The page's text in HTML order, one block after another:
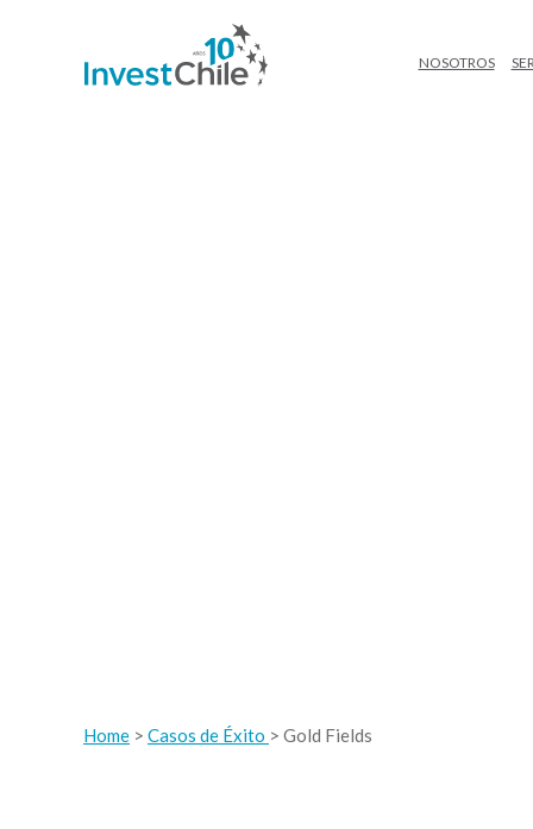
NOSOTROS
Home > Casos de Éxito > Gold Fields